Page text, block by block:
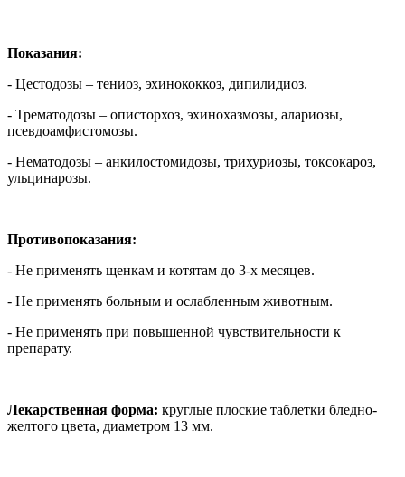
Показания:
- Цестодозы – тениоз, эхинококкоз, дипилидиоз.
- Трематодозы – описторхоз, эхинохазмозы, алариозы,
псевдоамфистомозы.
- Нематодозы – анкилостомидозы, трихуриозы, токсокароз,
ульцинарозы.
Противопоказания:
- Не применять щенкам и котятам до 3-х месяцев.
- Не применять больным и ослабленным животным.
- Не применять при повышенной чувствительности к
препарату.
Лекарственная форма: круглые плоские таблетки бледно-
желтого цвета, диаметром 13 мм.